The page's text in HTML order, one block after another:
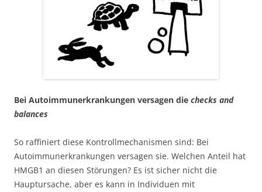
Bei Autoimmunerkrankungen versagen die checks and
balances
So raffiniert diese Kontrollmechanismen sind: Bei
Autoimmunerkrankungen versagen sie. Welchen Anteil hat
HMGB1 an diesen Störungen? Es ist sicher nicht die
Hauptursache, aber es kann in Individuen mit